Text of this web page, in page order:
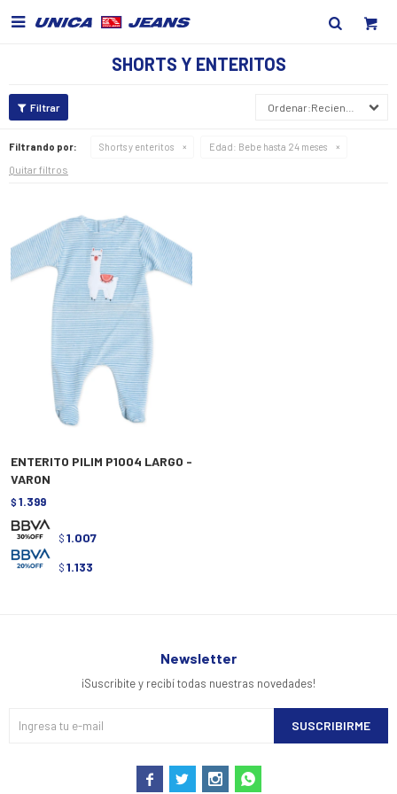

SHORTS Y ENTERITOS
Recientes
Filtrando por: Shorts y enteritos Edad: Bebe hasta 24 meses
Quitar filtros
ENTERITO PILIM P1004 LARGO -
VARON
$ 1.399
$ 1.007
$ 1.133
Newsletter
¡Suscribite y recibí todas nuestras novedades!
SUSCRIBIRME
   